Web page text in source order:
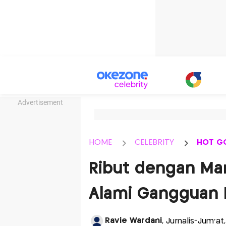
Advertisement
HOME CELEBRITY HOT
Ribut dengan
Alami Gangguan
Ravie Wardani, Jurnalis-